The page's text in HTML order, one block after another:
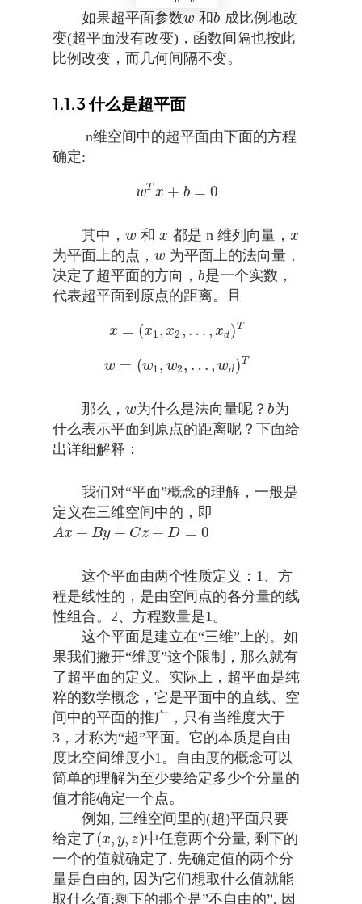
如果超平面参数w
w 和b
b 成比例地改
变(超平面没有改变)，函数间隔也按此
比例改变，而几何间隔不变。
1.1.3什么是超平面
n维空间中的超平面由下面的方程
确定:
wT x + b = 0
wT x+ b =0
其中， w
w 和x
x 都是 n 维列向量， x
x
为平面上的点， w
w 为平面上的法向量，
决定了超平面的方向， b
b是一个实数，
代表超平面到原点的距离。且
x = (x1, x2 , … , xd)T
x=(x1 , x2, …, x d)T
w = (w1, w2, … , wd)T
w= (w1 , w2,…, w d)T
那么， w
w为什么是法向量呢？b
b为
什么表示平面到原点的距离呢？下面给
出详细解释：
我们对“平面”概念的理解，一般是
定义在三维空间中的，即
Ax + By + Cz + D = 0
Ax+B y+C z+ D=0
这个平面由两个性质定义：1、方
程是线性的，是由空间点的各分量的线
性组合。2、方程数量是1。
这个平面是建立在“三维”上的。如
果我们撇开“维度”这个限制，那么就有
了超平面的定义。实际上，超平面是纯
粹的数学概念，它是平面中的直线、空
间中的平面的推广，只有当维度大于
3，才称为“超”平面。它的本质是自由
度比空间维度小1。自由度的概念可以
简单的理解为至少要给定多少个分量的
值才能确定一个点。
例如, 三维空间里的(超)平面只要
给定了(x, y, z)
(x,y,z )
中任意两个分量, 剩下的
一个的值就确定了. 先确定值的两个分
量是自由的, 因为它们想取什么值就能
取什么值;剩下的那个是”不自由的”, 因